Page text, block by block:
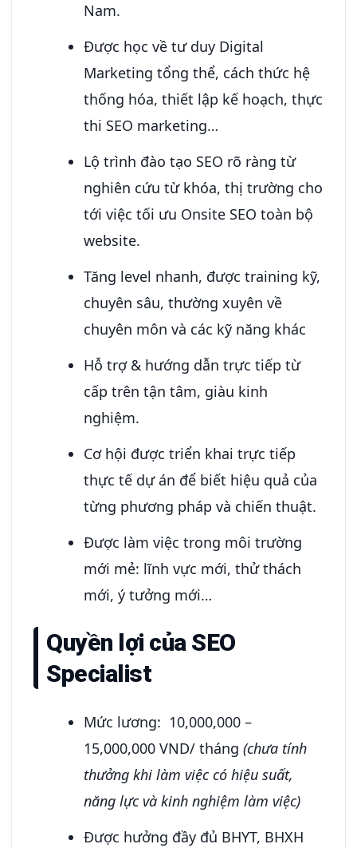
Nam.
Được học về tư duy Digital
Marketing tổng thể, cách thức hệ
thống hóa, thiết lập kế hoạch, thực
thi SEO marketing…
Lộ trình đào tạo SEO rõ ràng từ
nghiên cứu từ khóa, thị trường cho
tới việc tối ưu Onsite SEO toàn bộ
website.
Tăng level nhanh, được training kỹ,
chuyên sâu, thường xuyên về
chuyên môn và các kỹ năng khác
Hỗ trợ & hướng dẫn trực tiếp từ
cấp trên tận tâm, giàu kinh
nghiệm.
Cơ hội được triển khai trực tiếp
thực tế dự án để biết hiệu quả của
từng phương pháp và chiến thuật.
Được làm việc trong môi trường
mới mẻ: lĩnh vực mới, thử thách
mới, ý tưởng mới…
Quyền lợi của SEO
Specialist
Mức lương: 10,000,000 –
15,000,000 VND/ tháng(chưa tính
thưởng khi làm việc có hiệu suất,
năng lực và kinh nghiệm làm việc)
Được hưởng đầy đủ BHYT, BHXH